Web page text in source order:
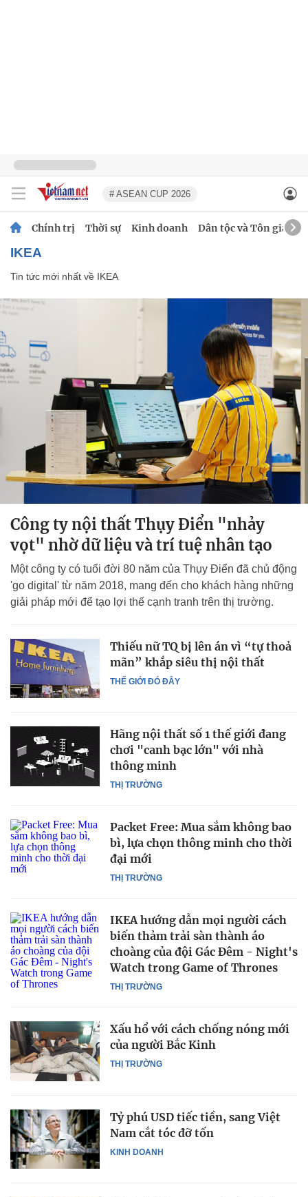
# ASEAN CUP 2026
Chính trị Thời sự Kinh doanh Dân tộc và Tôn giáo
IKEA
Tin tức mới nhất về IKEA
Công ty nội thất Thụy Điển "nhảy
vọt" nhờ dữ liệu và trí tuệ nhân tạo
Một công ty có tuổi đời 80 năm của Thụy Điển đã chủ động
'go digital' từ năm 2018, mang đến cho khách hàng những
giải pháp mới để tạo lợi thế cạnh tranh trên thị trường.
THẾ GIỚI ĐÓ ĐÂY
Thiếu nữ TQ bị lên án vì “tự thoả
mãn” khắp siêu thị nội thất
THỊ TRƯỜNG
Hãng nội thất số 1 thế giới đang
chơi "canh bạc lớn" với nhà
thông minh
THỊ TRƯỜNG
Packet Free: Mua sắm không bao
bì, lựa chọn thông minh cho thời
đại mới
THỊ TRƯỜNG
IKEA hướng dẫn mọi người cách
biến thảm trải sàn thành áo
choàng của đội Gác Đêm - Night's
Watch trong Game of Thrones
THỊ TRƯỜNG
Xấu hổ với cách chống nóng mới
của người Bắc Kinh
KINH DOANH
Tỷ phú USD tiếc tiền, sang Việt
Nam cắt tóc đỡ tốn